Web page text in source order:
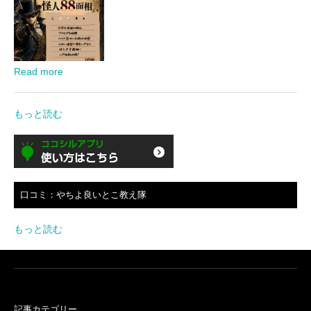
Read more
もっと読む
口コミ：やちよ良いとこ教え隊
もっと読む